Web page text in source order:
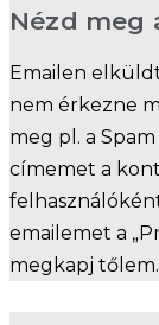
Nézd meg
Emailen
nem érkezne
meg pl. a
címemet a
emailemet a
megkapj tőlem.